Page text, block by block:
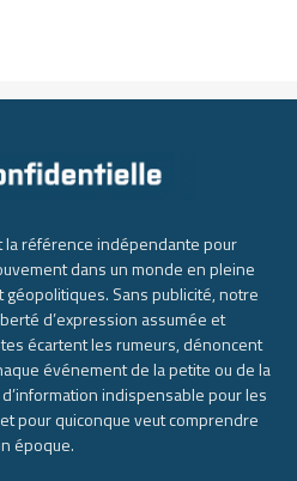
la référence indépendante pour
dans un monde en pleine
Sans publicité, notre
d’expression assumée et
écartent les rumeurs, dénoncent
événement de la petite ou de la
indispensable pour les
pour quiconque veut comprendre
époque.